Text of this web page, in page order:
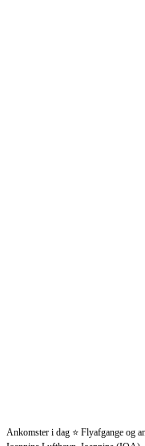
Ankomster i dag ⭐ Flyafgange og